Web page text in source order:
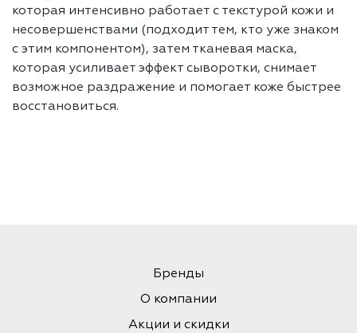
которая интенсивно работает с текстурой кожи и
несовершенствами (подходит тем, кто уже знаком
с этим компонентом), затем тканевая маска,
которая усиливает эффект сыворотки, снимает
возможное раздражение и помогает коже быстрее
восстановиться.
Бренды
О компании
Акции и скидки